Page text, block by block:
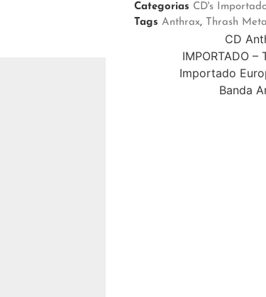
Categorias CD's
Tags Anthrax, Thrash Metal
CD
IMPORTADO
Importado
Banda